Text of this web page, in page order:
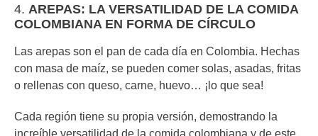
4. AREPAS: LA VERSATILIDAD DE LA COMIDA
COLOMBIANA EN FORMA DE CÍRCULO
Las arepas son el pan de cada día en Colombia. Hechas
con masa de maíz, se pueden comer solas, asadas, fritas
o rellenas con queso, carne, huevo… ¡lo que sea!
Cada región tiene su propia versión, demostrando la
increíble versatilidad de la comida colombiana y de este